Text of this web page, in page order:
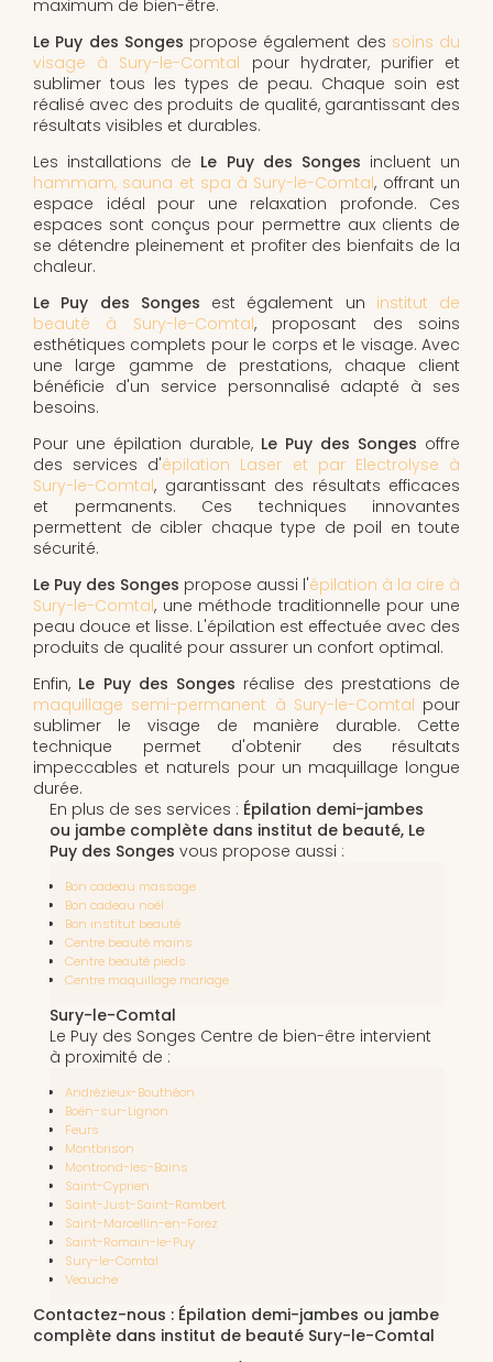
maximum de bien-être.
Le Puy des Songes propose également des soins du
visage à Sury-le-Comtal pour hydrater, purifier et
sublimer tous les types de peau. Chaque soin est
réalisé avec des produits de qualité, garantissant des
résultats visibles et durables.
Les installations de Le Puy des Songes incluent un
hammam, sauna et spa à Sury-le-Comtal, offrant un
espace idéal pour une relaxation profonde. Ces
espaces sont conçus pour permettre aux clients de
se détendre pleinement et profiter des bienfaits de la
chaleur.
Le Puy des Songes est également un institut de
beauté à Sury-le-Comtal, proposant des soins
esthétiques complets pour le corps et le visage. Avec
une large gamme de prestations, chaque client
bénéficie d'un service personnalisé adapté à ses
besoins.
Pour une épilation durable, Le Puy des Songes offre
des services d'épilation Laser et par Electrolyse à
Sury-le-Comtal, garantissant des résultats efficaces
et permanents. Ces techniques innovantes
permettent de cibler chaque type de poil en toute
sécurité.
Le Puy des Songes propose aussi l'épilation à la cire à
Sury-le-Comtal, une méthode traditionnelle pour une
peau douce et lisse. L'épilation est effectuée avec des
produits de qualité pour assurer un confort optimal.
Enfin, Le Puy des Songes réalise des prestations de
maquillage semi-permanent à Sury-le-Comtal pour
sublimer le visage de manière durable. Cette
technique permet d'obtenir des résultats
impeccables et naturels pour un maquillage longue
durée.
En plus de ses services : Épilation demi-jambes
ou jambe complète dans institut de beauté, Le
Puy des Songes vous propose aussi :
Bon cadeau massage
Bon cadeau noël
Bon institut beauté
Centre beauté mains
Centre beauté pieds
Centre maquillage mariage
Sury-le-Comtal
Le Puy des Songes Centre de bien-être intervient
à proximité de :
Andrézieux-Bouthéon
Boën-sur-Lignon
Feurs
Montbrison
Montrond-les-Bains
Saint-Cyprien
Saint-Just-Saint-Rambert
Saint-Marcellin-en-Forez
Saint-Romain-le-Puy
Sury-le-Comtal
Veauche
Contactez-nous : Épilation demi-jambes ou jambe
complète dans institut de beauté Sury-le-Comtal